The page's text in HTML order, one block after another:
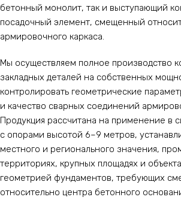
бетонный монолит, так и выступающий
посадочный элемент, смещенный
армировочного каркаса.
Мы осуществляем полное производство
закладных деталей на собственных
контролировать геометрические
и качество сварных соединений
Продукция рассчитана на применение в
с опорами высотой 6–9 метров,
местного и регионального значения,
территориях, крупных площадях и
геометрией фундаментов, требующих
относительно центра бетонного